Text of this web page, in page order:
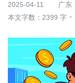
2025-04-11
广东
本文字数：2399 字